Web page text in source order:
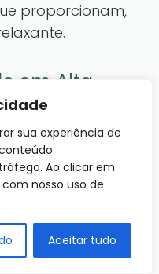
sua experiência de
Ao clicar em
nosso uso de
Aceitar tudo
proporcionam,
em Alta
sustentável
Isso inclui a
sombra para
Cursos
oferecidos